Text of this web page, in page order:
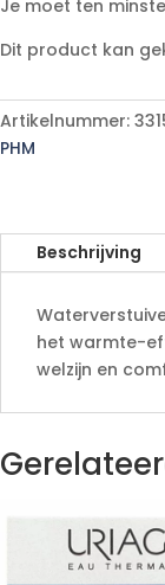
aantal
A
t
r
n
e
Je moet ten
Dit product kan
Artikelnummer:
PHM
Beschrijving
het warmte-
welzijn en